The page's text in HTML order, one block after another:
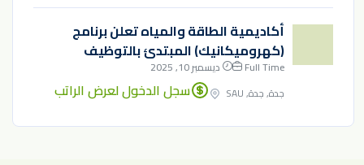
أكاديمية الطاقة والمياه تعلن برنامج
(كهروميكانيك) المبتدئ بالتوظيف
Full Time
ديسمبر 10, 2025
جدة, جدة, SAU
سجل الدخول لعرض الراتب